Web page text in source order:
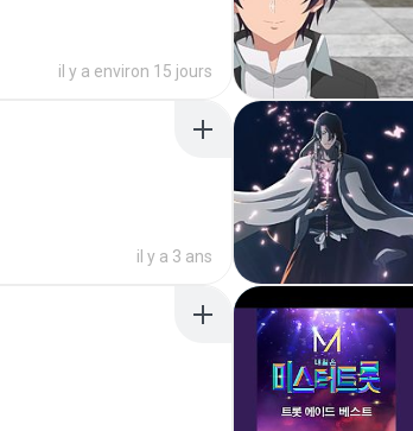
il y a environ 15 jours
il y a 3 ans